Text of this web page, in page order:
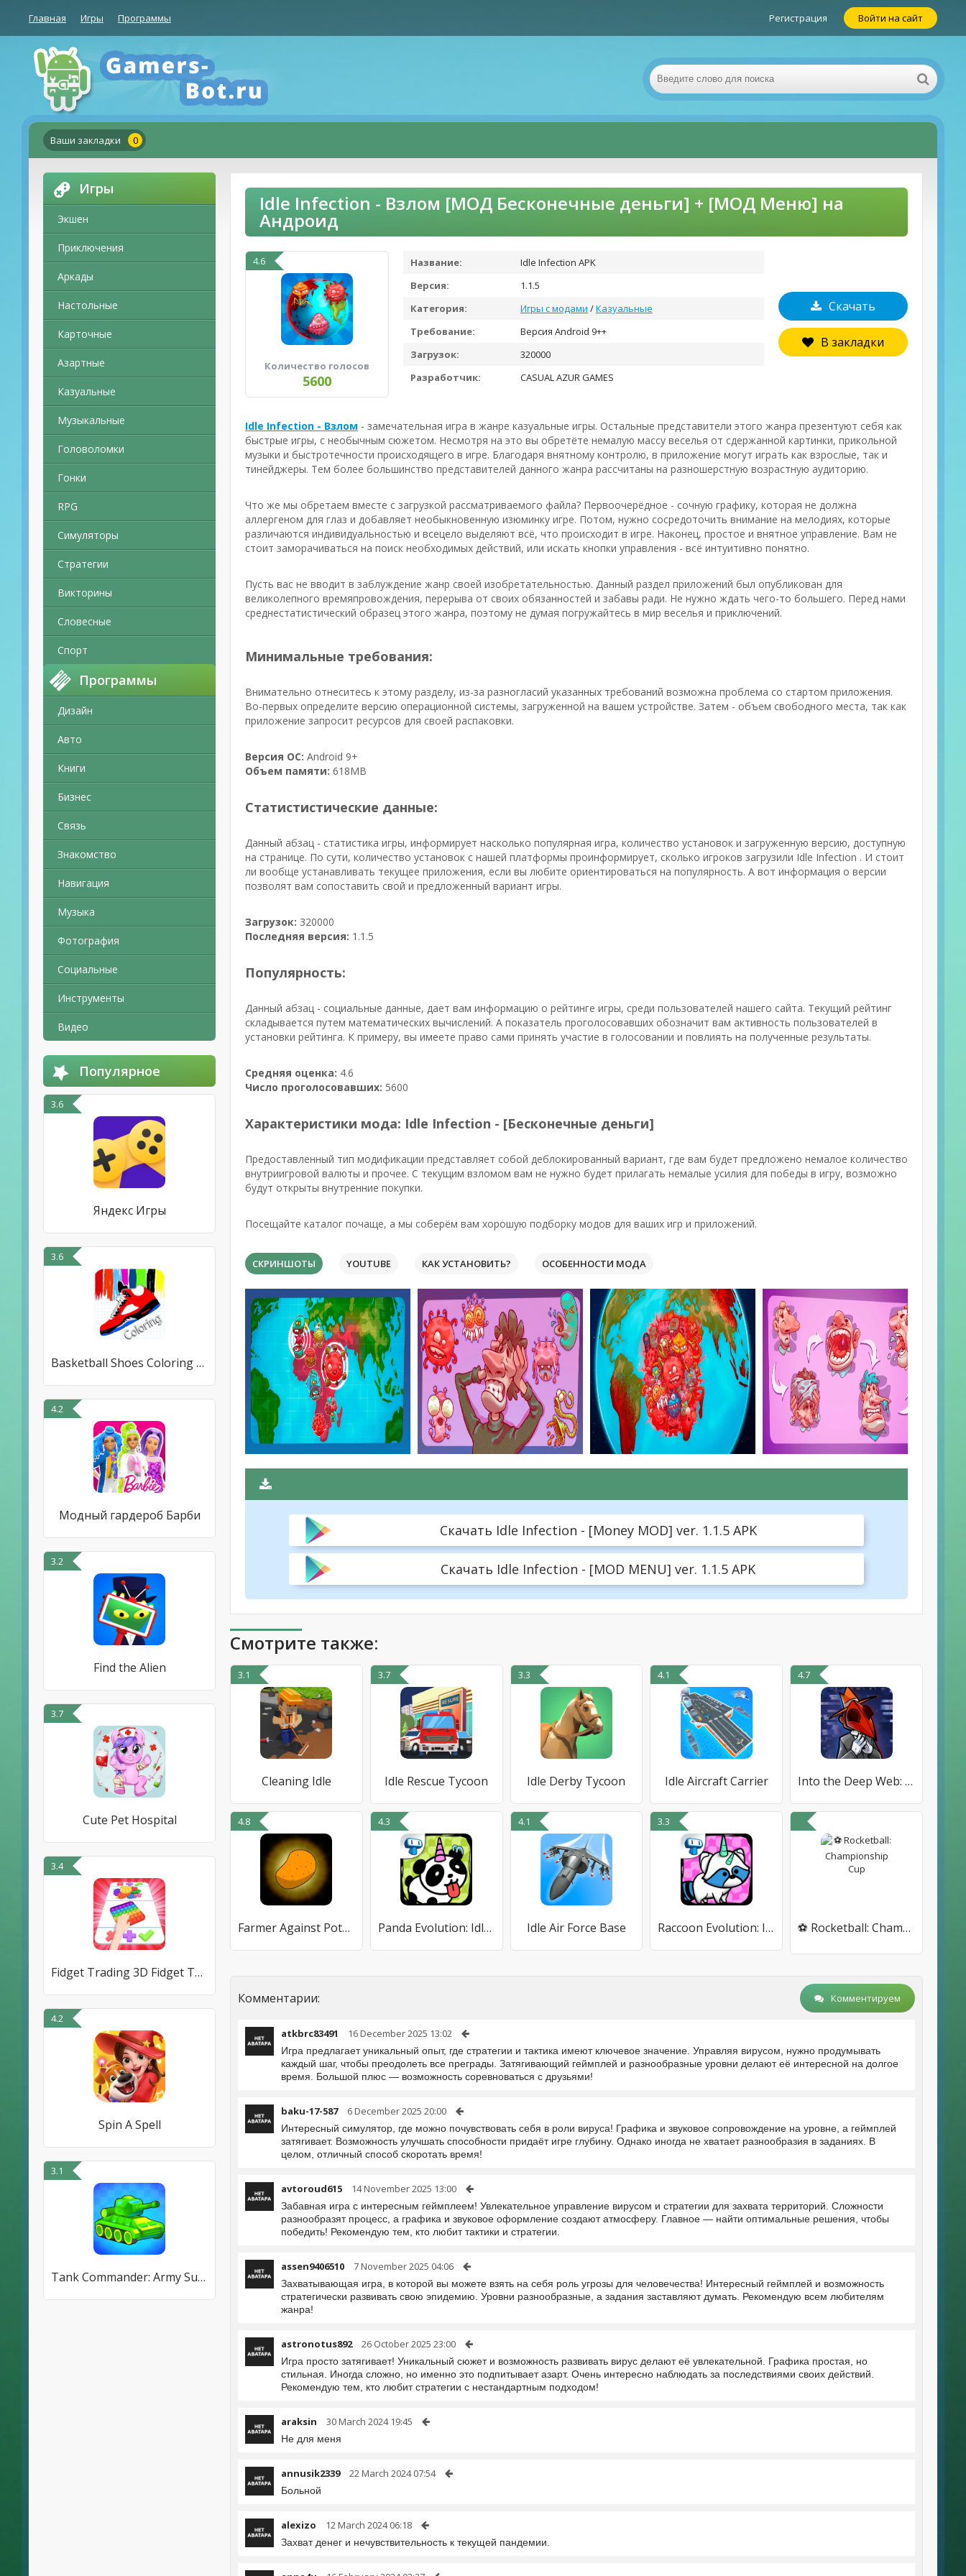
Главная Игры Программы Регистрация Войти на сайт
Ваши закладки 0
Игры
Экшен
Приключения
Аркады
Настольные
Карточные
Азартные
Казуальные
Музыкальные
Головоломки
Гонки
RPG
Симуляторы
Стратегии
Викторины
Словесные
Спорт
Программы
Дизайн
Авто
Книги
Бизнес
Связь
Знакомство
Навигация
Музыка
Фотография
Социальные
Инструменты
Видео
Популярное
3.6
Яндекс Игры
3.6
Basketball Shoes Coloring Book
4.2
Модный гардероб Барби
3.2
Find the Alien
3.7
Cute Pet Hospital
3.4
Fidget Trading 3D Fidget Toys
4.2
Spin A Spell
3.1
Tank Commander: Army Survival
Idle Infection - Взлом [МОД Бесконечные деньги] + [МОД Меню] на
Андроид
4.6
Количество голосов
5600
Скачать
В закладки
Название:
Idle Infection APK
Версия:
1.1.5
Категория:
Игры с модами /Казуальные
Требование:
Версия Android 9++
Загрузок:
320000
Разработчик:
CASUAL AZUR GAMES
Idle Infection - Взлом - замечательная игра в жанре казуальные игры. Остальные представители этого жанра презентуют себя как
быстрые игры, с необычным сюжетом. Несмотря на это вы обретёте немалую массу веселья от сдержанной картинки, прикольной
музыки и быстротечности происходящего в игре. Благодаря внятному контролю, в приложение могут играть как взрослые, так и
тинейджеры. Тем более большинство представителей данного жанра рассчитаны на разношерстную возрастную аудиторию.
Что же мы обретаем вместе с загрузкой рассматриваемого файла? Первоочерёдное - сочную графику, которая не должна
аллергеном для глаз и добавляет необыкновенную изюминку игре. Потом, нужно сосредоточить внимание на мелодиях, которые
различаются индивидуальностью и всецело выделяют всё, что происходит в игре. Наконец, простое и внятное управление. Вам не
стоит заморачиваться на поиск необходимых действий, или искать кнопки управления - всё интуитивно понятно.
Пусть вас не вводит в заблуждение жанр своей изобретательностью. Данный раздел приложений был опубликован для
великолепного времяпровождения, перерыва от своих обязанностей и забавы ради. Не нужно ждать чего-то большего. Перед нами
среднестатистический образец этого жанра, поэтому не думая погружайтесь в мир веселья и приключений.
Минимальные требования:
Внимательно отнеситесь к этому разделу, из-за разногласий указанных требований возможна проблема со стартом приложения.
Во-первых определите версию операционной системы, загруженной на вашем устройстве. Затем - объем свободного места, так как
приложение запросит ресурсов для своей распаковки.
Версия ОС: Android 9+
Объем памяти: 618MB
Статистистические данные:
Данный абзац - статистика игры, информирует насколько популярная игра, количество установок и загруженную версию, доступную
на странице. По сути, количество установок с нашей платформы проинформирует, сколько игроков загрузили Idle Infection . И стоит
ли вообще устанавливать текущее приложения, если вы любите ориентироваться на популярность. А вот информация о версии
позволят вам сопоставить свой и предложенный вариант игры.
Загрузок: 320000
Последняя версия: 1.1.5
Популярность:
Данный абзац - социальные данные, дает вам информацию о рейтинге игры, среди пользователей нашего сайта. Текущий рейтинг
складывается путем математических вычислений. А показатель проголосовавших обозначит вам активность пользователей в
установки рейтинга. К примеру, вы имеете право сами принять участие в голосовании и повлиять на полученные результаты.
Средняя оценка: 4.6
Число проголосовавших: 5600
Характеристики мода: Idle Infection - [Бесконечные деньги]
Предоставленный тип модификации представляет собой деблокированный вариант, где вам будет предложено немалое количество
внутриигровой валюты и прочее. С текущим взломом вам не нужно будет прилагать немалые усилия для победы в игру, возможно
будут открыты внутренние покупки.
Посещайте каталог почаще, а мы соберём вам хорошую подборку модов для ваших игр и приложений.
СКРИНШОТЫ YOUTUBE КАК УСТАНОВИТЬ? ОСОБЕННОСТИ МОДА
Скачать Idle Infection - [Money MOD] ver. 1.1.5 APK
Скачать Idle Infection - [MOD MENU] ver. 1.1.5 APK
Смотрите также:
3.1
Cleaning Idle
3.7
Idle Rescue Tycoon
3.3
Idle Derby Tycoon
4.1
Idle Aircraft Carrier
4.7
Into the Deep Web: Idle Game
4.8
Farmer Against Potatoes Idle
4.3
Panda Evolution: Idle Clicker
4.1
Idle Air Force Base
3.3
Raccoon Evolution: Idle Mutant ⚽ Rocketball: Championship Cup
Комментарии: Комментируем
atkbrc83491 16 December 2025 13:02
Игра предлагает уникальный опыт, где стратегии и тактика имеют ключевое значение. Управляя вирусом, нужно продумывать
каждый шаг, чтобы преодолеть все преграды. Затягивающий геймплей и разнообразные уровни делают её интересной на долгое
время. Большой плюс — возможность соревноваться с друзьями!
baku-17-587 6 December 2025 20:00
Интересный симулятор, где можно почувствовать себя в роли вируса! Графика и звуковое сопровождение на уровне, а геймплей
затягивает. Возможность улучшать способности придаёт игре глубину. Однако иногда не хватает разнообразия в заданиях. В
целом, отличный способ скоротать время!
avtoroud615 14 November 2025 13:00
Забавная игра с интересным геймплеем! Увлекательное управление вирусом и стратегии для захвата территорий. Сложности
разнообразят процесс, а графика и звуковое оформление создают атмосферу. Главное — найти оптимальные решения, чтобы
победить! Рекомендую тем, кто любит тактики и стратегии.
assen9406510 7 November 2025 04:06
Захватывающая игра, в которой вы можете взять на себя роль угрозы для человечества! Интересный геймплей и возможность
стратегически развивать свою эпидемию. Уровни разнообразные, а задания заставляют думать. Рекомендую всем любителям
жанра!
astronotus892 26 October 2025 23:00
Игра просто затягивает! Уникальный сюжет и возможность развивать вирус делают её увлекательной. Графика простая, но
стильная. Иногда сложно, но именно это подпитывает азарт. Очень интересно наблюдать за последствиями своих действий.
Рекомендую тем, кто любит стратегии с нестандартным подходом!
araksin 30 March 2024 19:45
Не для меня
annusik2339 22 March 2024 07:54
Больной
alexizo 12 March 2024 06:18
Захват денег и нечувствительность к текущей пандемии.